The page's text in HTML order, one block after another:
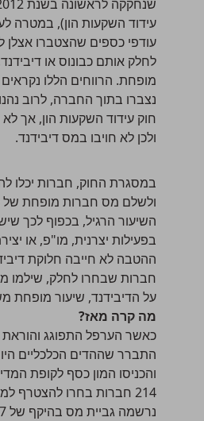
עידוד השקעות הון), במטרה
עודפי כספים שהצטברו אצלן
לחלק אותם כבונוס או
מופחת. הרווחים הללו
נצברו בתוך החברה, לרוב
חוק עידוד השקעות הון, אך לא
ולכן לא חויבו במס דיבידנד.
במסגרת החוק, חברות יכלו
ולשלם מס חברות
השיעור הרגיל, בכפוף לכך
בפעילות יצרנית, מו"פ, או
ההטבה לא חייבה חלוקת
על הדיבידנד, שיעור מופחת
מה קרה מאז?
כאשר הערפל התפוגג
התברר שההדים הכלכליים
והכניסו המון כסף לקופת
214 חברות בחרו להצטרף למהלך.